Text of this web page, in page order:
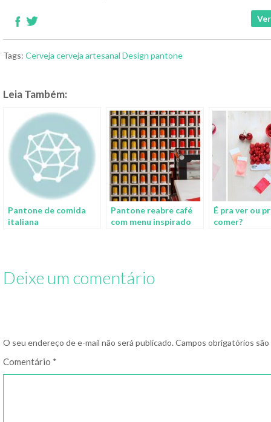
Tags: Cerveja cerveja artesanal Design pantone
Leia Também:
Pantone de comida
italiana
Pantone reabre café
com menu inspirado
É pra ver ou
comer?
Deixe um comentário
O seu endereço de e-mail não será publicado. Campos obrigatórios
Comentário *